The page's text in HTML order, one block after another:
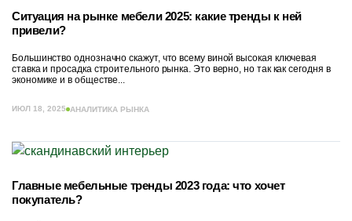
Ситуация на рынке мебели 2025: какие тренды к ней
привели?
Большинство однозначно скажут, что всему виной высокая ключевая
ставка и просадка строительного рынка. Это верно, но так как сегодня в
экономике и в обществе...
ИЮЛ 18, 2025 АНАЛИТИКА РЫНКА
Главные мебельные тренды 2023 года: что хочет
покупатель?